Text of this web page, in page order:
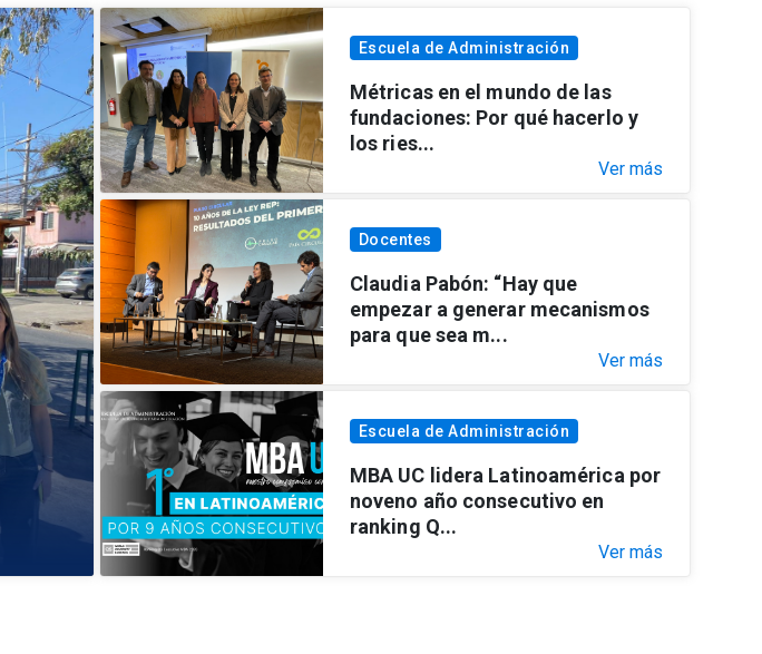
Escuela de Administración
Métricas en el mundo de las
fundaciones: Por qué hacerlo y
los ries...
Ver más
Docentes
Claudia Pabón: “Hay que
empezar a generar mecanismos
para que sea m...
Ver más
Escuela de Administración
MBA UC lidera Latinoamérica por
noveno año consecutivo en
ranking Q...
Ver más